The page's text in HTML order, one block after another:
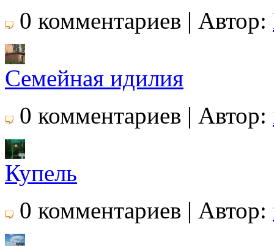
0 комментариев | Автор:
Семейная идилия
0 комментариев | Автор:
Купель
0 комментариев | Автор: